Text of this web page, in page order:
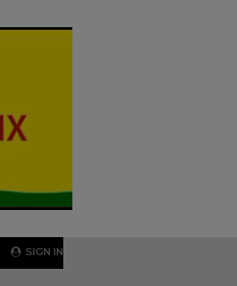
SIGN IN